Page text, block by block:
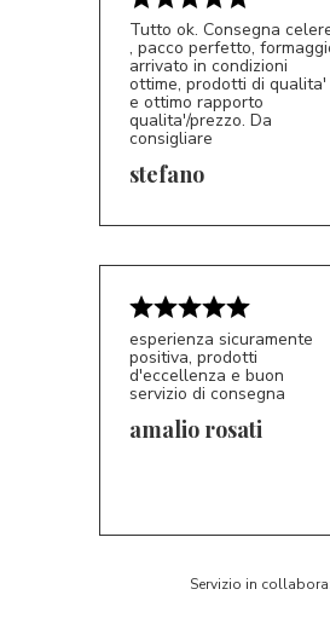
S*
Tutto ok. Consegna
, pacco perfetto,
arrivato in condizioni
ottime, prodotti di qualita'
e ottimo rapporto
qualita'/prezzo. Da
consigliare
stefano
esperienza sicuramente
positiva, prodotti
d'eccellenza e buon
servizio di consegna
amalio rosati
Servizio in